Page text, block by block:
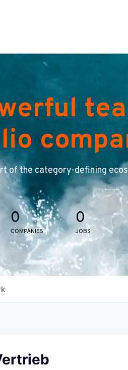
of the category-defining
0
COMPANIES
0
JOBS